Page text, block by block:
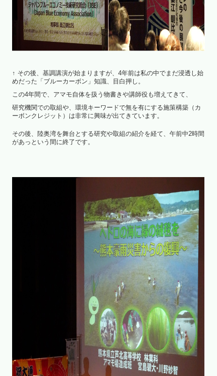
↑ その後、基調講演が始まりますが、4年前は私の中でまだ浸透し始
めだった「ブルーカーボン」知識、目白押し。
この4年間で、アマモ自体を扱う物書きや講師役も増えてきて、
研究機関での取組や、環境キーワードで無を有にする施策構築（カ
ーボンクレジット）は非常に興味が出てきています。
その後、陸奥湾を舞台とする研究や取組の紹介を経て、午前中2時間
があっという間に終了です。